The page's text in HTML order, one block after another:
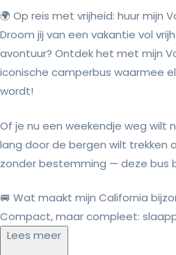
🌍 Op reis met vrijheid: huur mijn
Droom jij van een vakantie vol
avontuur? Ontdek het met mijn
iconische camperbus waarmee
wordt!
Of je nu een weekendje weg wilt
lang door de bergen wilt trekken
zonder bestemming — deze bus
🚐 Wat maakt mijn California
Compact, maar compleet:
Lees meer